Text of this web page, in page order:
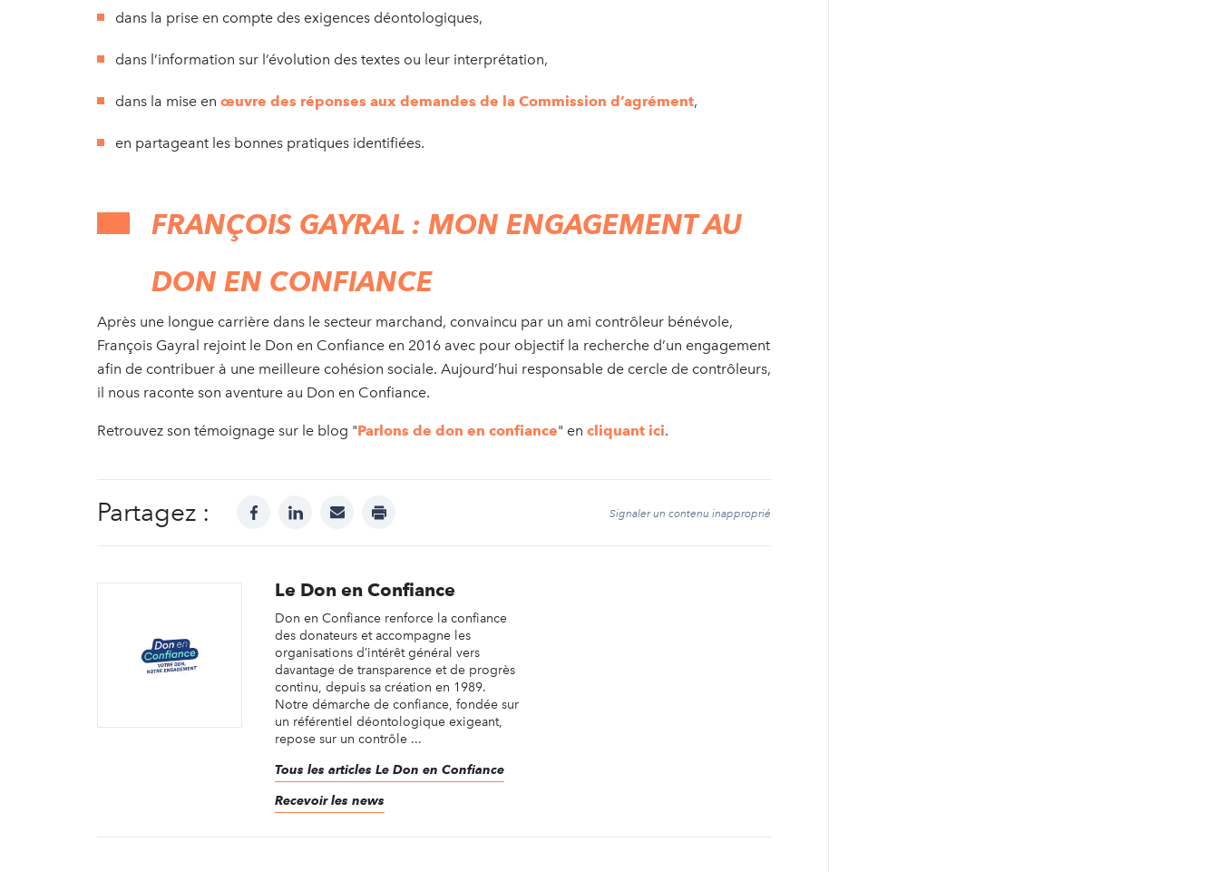
dans la prise en compte des exigences déontologiques,
dans l’information sur l’évolution des textes ou leur interprétation,
dans la mise en œuvre des réponses aux demandes de la Commission d’agrément,
en partageant les bonnes pratiques identifiées.
FRANÇOIS GAYRAL : MON ENGAGEMENT AU
DON EN CONFIANCE
Après une longue carrière dans le secteur marchand, convaincu par un ami contrôleur bénévole,
François Gayral rejoint le Don en Confiance en 2016 avec pour objectif la recherche d’un engagement
afin de contribuer à une meilleure cohésion sociale. Aujourd’hui responsable de cercle de contrôleurs,
il nous raconte son aventure au Don en Confiance.
Retrouvez son témoignage sur le blog "Parlons de don en confiance" en cliquant ici.
Partagez : facebooklinkedinmail print Signaler un contenu inapproprié
Le Don en Confiance
Don en Confiance renforce la confiance
des donateurs et accompagne les
organisations d’intérêt général vers
davantage de transparence et de progrès
continu, depuis sa création en 1989.
Notre démarche de confiance, fondée sur
un référentiel déontologique exigeant,
repose sur un contrôle ...
Tous les articles Le Don en Confiance
Recevoir les news